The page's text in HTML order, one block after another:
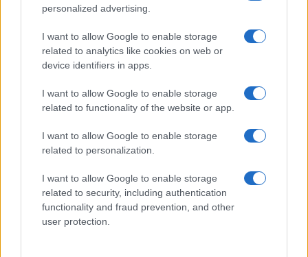
personalized advertising.
I want to allow Google to enable storage
related to analytics like cookies on web or
device identifiers in apps.
I want to allow Google to enable storage
related to functionality of the website or app.
I want to allow Google to enable storage
related to personalization.
I want to allow Google to enable storage
related to security, including authentication
functionality and fraud prevention, and other
user protection.
Pieve Comics 2026: tutto ciò che devi sapere
sull’evento nerd di Perugia
Andrea Conforti · 6 Ago 2026